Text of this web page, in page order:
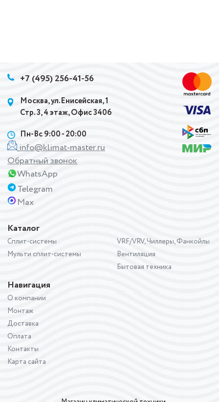
Каталог
Сплит-системы
Мульти сплит-системы
VRF/VRV, Чиллеры, Фанкойлы
Вентиляция
Бытовая техника
Навигация
О компании
Монтаж
Доставка
Оплата
Контакты
Карта сайта
+7 (495) 256-41-56
Москва, ул.Енисейская, 1
Стр. 3, 4 этаж, Офис 3406
Пн-Вс 9:00 - 20:00
info@klimat-master.ru
Обратный звонок
WhatsApp
Telegram
Max